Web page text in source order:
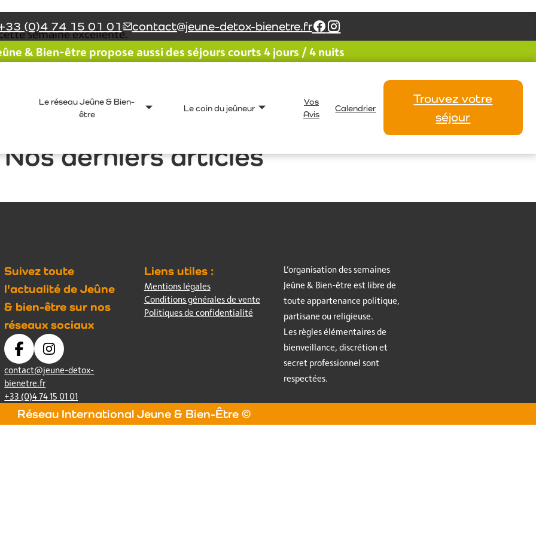
(0)4 74 15 01 01 contact@jeune-detox-bienetre.fr
& Bien-être propose aussi des séjours courts 4 jours / 4 nuits
Le réseau Jeûne & Bien-
être
Le coin du jeûneur
Vos
Avis
Calendrier
Trouvez votre
séjour
semaine excellente.
stimulé et plus …
Marie-Pascale GUILLAUME
Nos derniers articles
Suivez toute
l'actualité de Jeûne
& bien-être sur nos
réseaux sociaux
contact@jeune-detox-
bienetre.fr
+33 (0)4 74 15 01 01
Liens utiles :
Mentions légales
Conditions générales de vente
Politiques de confidentialité
L’organisation des semaines
Jeûne & Bien-être est libre de
toute appartenance politique,
partisane ou religieuse.
Les règles élémentaires de
bienveillance, discrétion et
secret professionnel sont
respectées.
Réseau International Jeune & Bien-Être ©